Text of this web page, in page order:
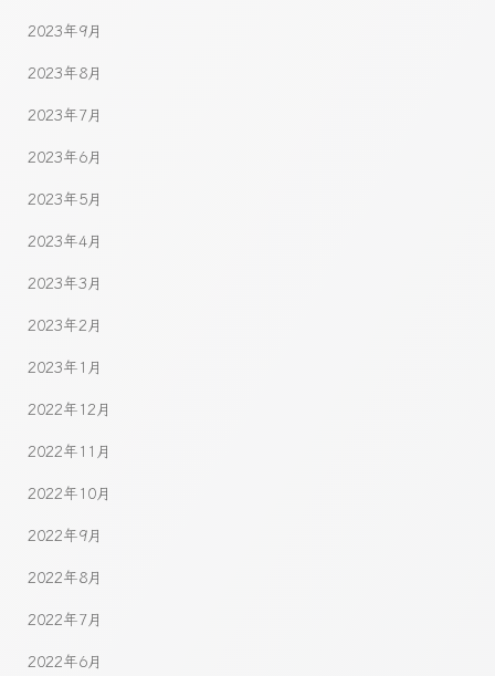
2023年9月
2023年8月
2023年7月
2023年6月
2023年5月
2023年4月
2023年3月
2023年2月
2023年1月
2022年12月
2022年11月
2022年10月
2022年9月
2022年8月
2022年7月
2022年6月